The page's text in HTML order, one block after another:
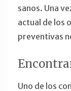
sanos. Una
actual de los
preventivas
Uno de los